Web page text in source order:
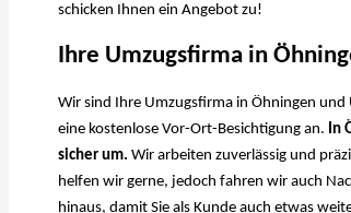
schicken Ihnen ein Angebot zu!
Ihre Umzugsfirma in
Wir sind Ihre Umzugsfirma in Öhningen
eine kostenlose Vor-Ort-Besichtigung an. In
sicher um. Wir arbeiten zuverlässig und
helfen wir gerne, jedoch fahren wir auch
hinaus, damit Sie als Kunde auch etwas